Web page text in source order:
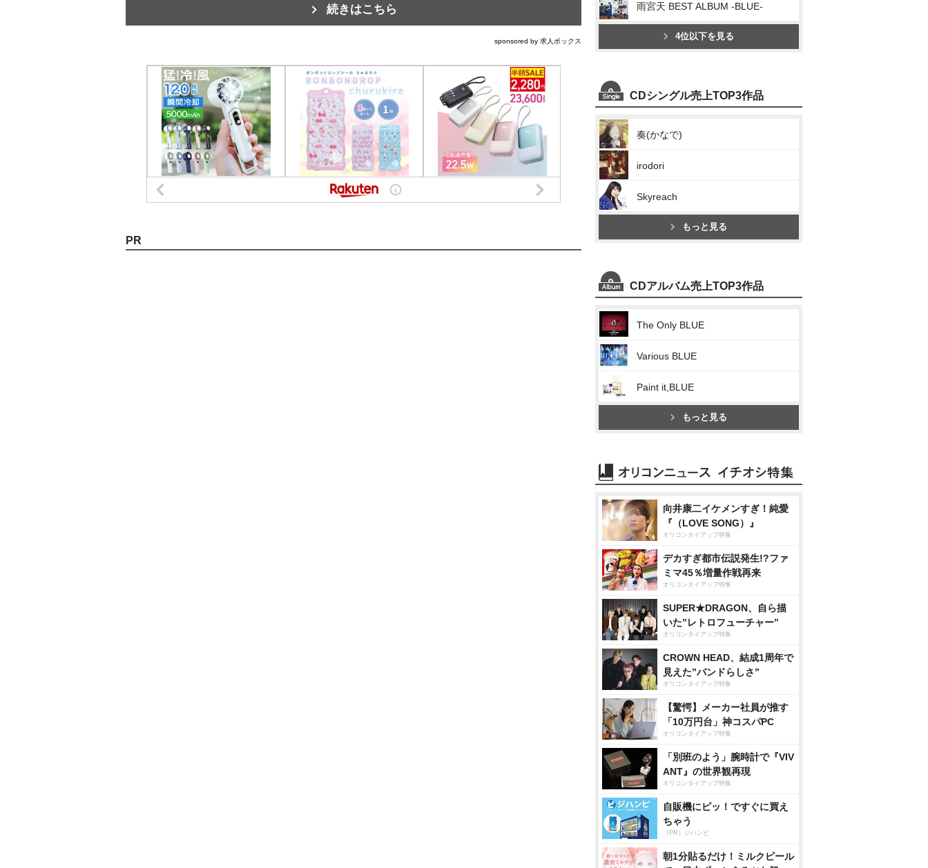
続きはこちら
sponsored by 求人ボックス
PR
雨宮天 BEST ALBUM -BLUE-
4位以下を見る
CDシングル売上TOP3作品
奏(かなで)
irodori
Skyreach
もっと見る
CDアルバム売上TOP3作品
The Only BLUE
Various BLUE
Paint it,BLUE
もっと見る
向井康二イケメンすぎ！純愛
『（LOVE SONG）』
オリコンタイアップ特集
デカすぎ都市伝説発生!?ファ
ミマ45％増量作戦再来
オリコンタイアップ特集
SUPER★DRAGON、自ら描
いた”レトロフューチャー”
オリコンタイアップ特集
CROWN HEAD、結成1周年で
見えた”バンドらしさ”
オリコンタイアップ特集
【驚愕】メーカー社員が推す
「10万円台」神コスパPC
オリコンタイアップ特集
「別班のよう」腕時計で『VIV
ANT』の世界観再現
オリコンタイアップ特集
自販機にピッ！ですぐに買え
ちゃう
（PR）ジハンピ
朝1分貼るだけ！ミルクピール